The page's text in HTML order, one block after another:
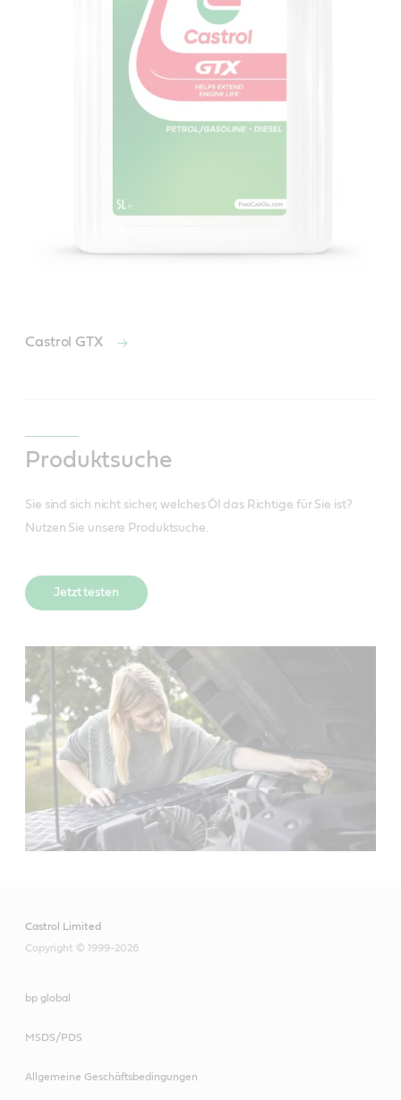
Castrol GTX
Produktsuche
Sie sind sich nicht sicher, welches Öl das Richtige für Sie ist?
Nutzen Sie unsere Produktsuche.
Jetzt testen
Castrol Limited
Copyright © 1999-2026
bp global
MSDS/PDS
Allgemeine Geschäftsbedingungen